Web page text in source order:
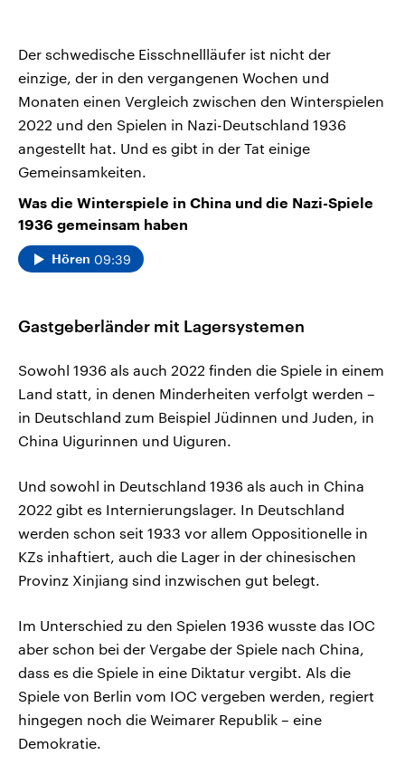
Der schwedische Eisschnellläufer ist nicht der
einzige, der in den vergangenen Wochen und
Monaten einen Vergleich zwischen den Winterspielen
2022 und den Spielen in Nazi-Deutschland 1936
angestellt hat. Und es gibt in der Tat einige
Gemeinsamkeiten.
Was die Winterspiele in China und die Nazi-Spiele
1936 gemeinsam haben
Hören 09:39
Gastgeberländer mit Lagersystemen
Sowohl 1936 als auch 2022 finden die Spiele in einem
Land statt, in denen Minderheiten verfolgt werden –
in Deutschland zum Beispiel Jüdinnen und Juden, in
China Uigurinnen und Uiguren.
Und sowohl in Deutschland 1936 als auch in China
2022 gibt es Internierungslager. In Deutschland
werden schon seit 1933 vor allem Oppositionelle in
KZs inhaftiert, auch die Lager in der chinesischen
Provinz Xinjiang sind inzwischen gut belegt.
Im Unterschied zu den Spielen 1936 wusste das IOC
aber schon bei der Vergabe der Spiele nach China,
dass es die Spiele in eine Diktatur vergibt. Als die
Spiele von Berlin vom IOC vergeben werden, regiert
hingegen noch die Weimarer Republik – eine
Demokratie.